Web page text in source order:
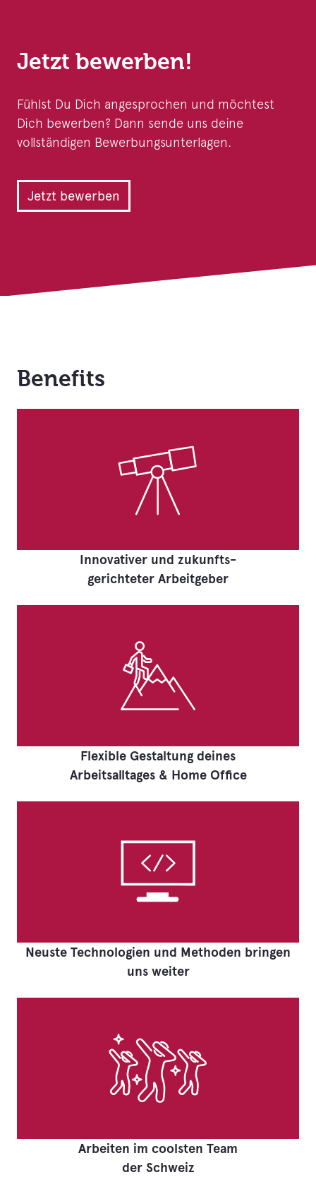
Jetzt bewerben!
Fühlst Du Dich angesprochen und möchtest
Dich bewerben? Dann sende uns deine
vollständigen Bewerbungsunterlagen.
Jetzt bewerben
Benefits
Innovativer und zukunfts-
gerichteter Arbeitgeber
Flexible Gestaltung deines
Arbeitsalltages & Home Office
Neuste Technologien und Methoden bringen
uns weiter
Arbeiten im coolsten Team
der Schweiz